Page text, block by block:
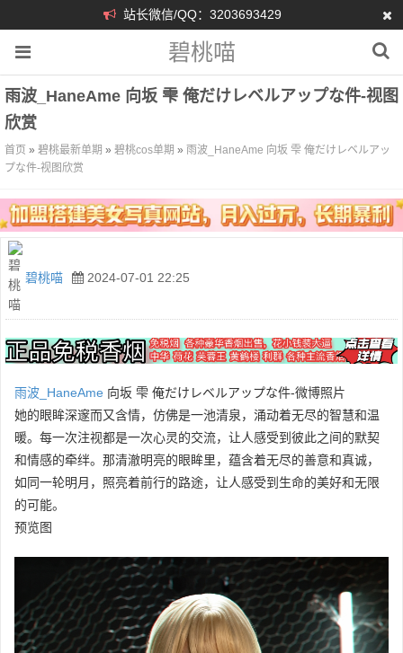
站长微信/QQ：3203693429
碧桃喵
雨波_HaneAme 向坂 雫 俺だけレベルアップな件-视图
欣赏
首页 » 碧桃最新单期 » 碧桃cos单期 » 雨波_HaneAme 向坂 雫 俺だけレベルアッ
プな件-视图欣赏
碧桃喵 2024-07-01 22:25
雨波_HaneAme 向坂 雫 俺だけレベルアップな件-微博照片
她的眼眸深邃而又含情，仿佛是一池清泉，涌动着无尽的智慧和温
暖。每一次注视都是一次心灵的交流，让人感受到彼此之间的默契
和情感的牵绊。那清澈明亮的眼眸里，蕴含着无尽的善意和真诚，
如同一轮明月，照亮着前行的路途，让人感受到生命的美好和无限
的可能。
预览图